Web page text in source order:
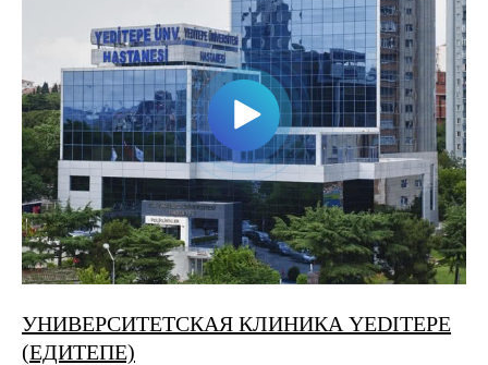
УНИВЕРСИТЕТСКАЯ КЛИНИКА YEDITEPE
(ЕДИТЕПЕ)